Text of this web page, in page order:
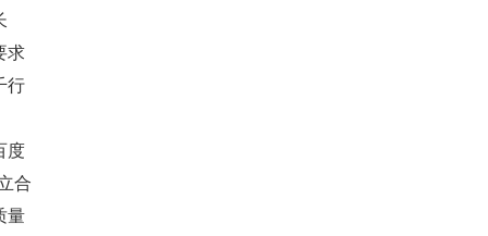
求
行
度
合
量